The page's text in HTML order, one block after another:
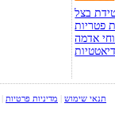
בצל
פטריות
אדמה
תנאי שימוש מדיניות פרטיות